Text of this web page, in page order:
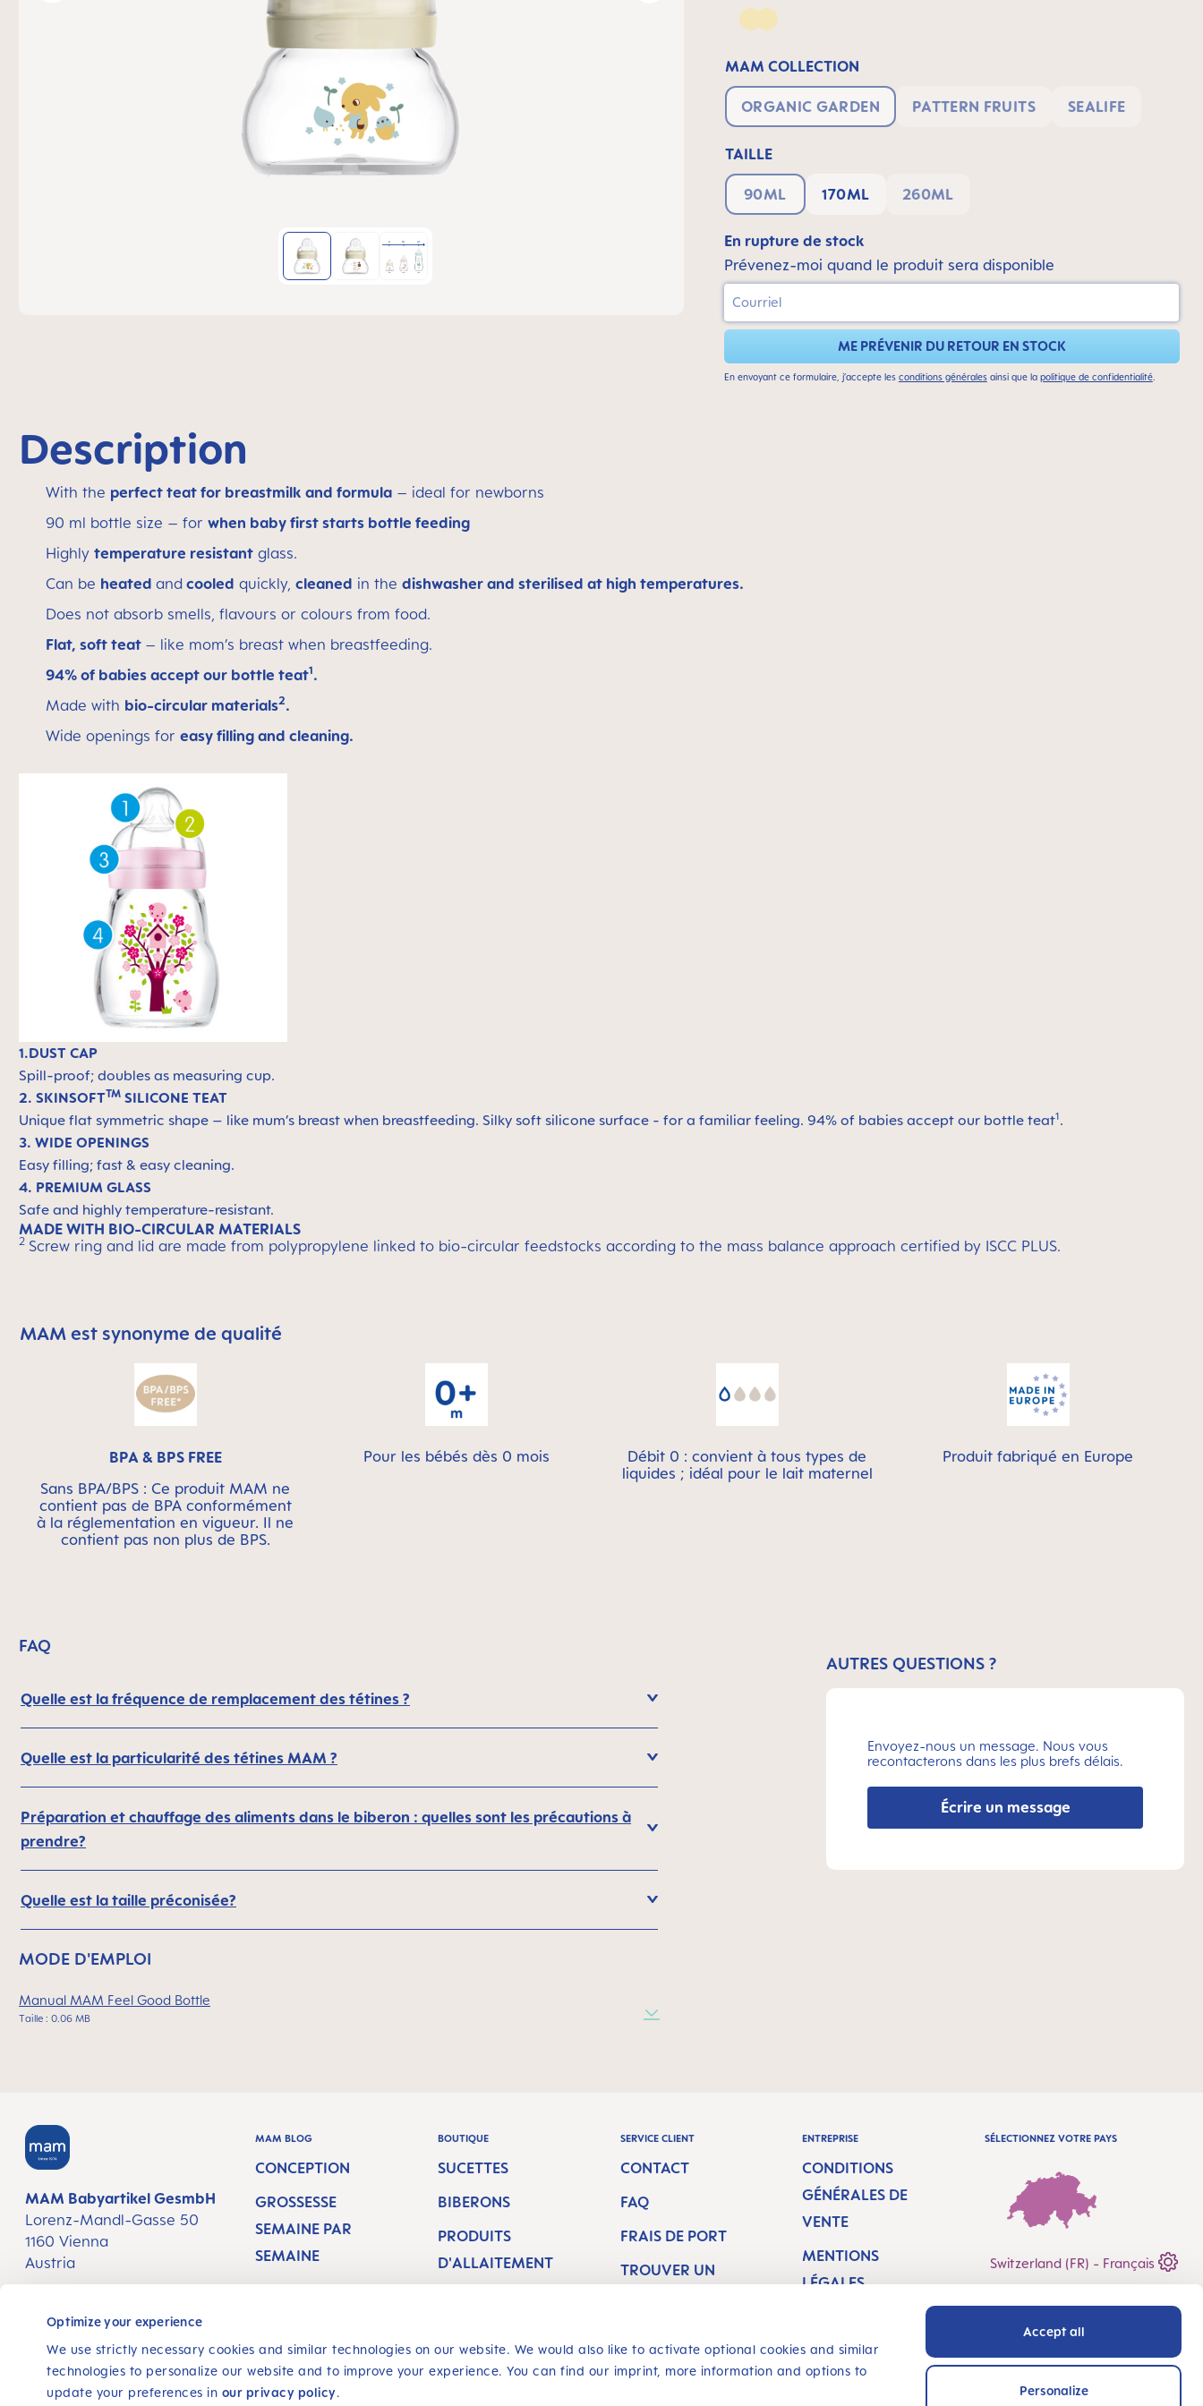
Optimize your experience
We use strictly necessary cookies and similar technologies on our website. We would also like to activate optional cookies and similar
technologies to personalize our website and to improve your experience. You can find our imprint, more information and options to
update your preferences in our privacy policy.
Accept all
Personalize
Yellow
MAM COLLECTION
ORGANIC GARDEN PATTERN FRUITS SEALIFE
TAILLE
90ML 170ML 260ML
En rupture de stock
Prévenez-moi quand le produit sera disponible
Courriel
ME PRÉVENIR DU RETOUR EN STOCK
En envoyant ce formulaire, j’accepte les conditions généralesainsi que la politique de confidentialité.
Description
With the perfect teat for breastmilk and formula – ideal for newborns
90 ml bottle size – for when baby first starts bottle feeding
Highly temperature resistant glass.
Can be heated and cooled quickly, cleaned in the dishwasher and sterilised at high temperatures.
Does not absorb smells, flavours or colours from food.
Flat, soft teat – like mom’s breast when breastfeeding.
94% of babies accept our bottle teat1.
Made with bio-circular materials2.
Wide openings for easy filling and cleaning.
1.DUST CAP
Spill-proof; doubles as measuring cup.
2. SKINSOFTTM SILICONE TEAT
Unique flat symmetric shape – like mum’s breast when breastfeeding. Silky soft silicone surface - for a familiar feeling. 94% of babies accept our bottle teat1.
3. WIDE OPENINGS
Easy filling; fast & easy cleaning.
4. PREMIUM GLASS
Safe and highly temperature-resistant.
MADE WITH BIO-CIRCULAR MATERIALS
2 Screw ring and lid are made from polypropylene linked to bio-circular feedstocks according to the mass balance approach certified by ISCC PLUS.
Skip MAM Means Quality Icon Bar
MAM est synonyme de qualité
BPA & BPS FREE
Sans BPA/BPS : Ce produit MAM ne
contient pas de BPA conformément
à la réglementation en vigueur. Il ne
contient pas non plus de BPS.
Pour les bébés dès 0 mois
Débit 0 : convient à tous types de
liquides ; idéal pour le lait maternel
Produit fabriqué en Europe
FAQ
Quelle est la fréquence de remplacement des tétines ?
Quelle est la particularité des tétines MAM ?
Préparation et chauffage des aliments dans le biberon : quelles sont les précautions à
prendre?
Quelle est la taille préconisée?
MODE D'EMPLOI
Manual MAM Feel Good Bottle
Taille : 0.06 MB
AUTRES QUESTIONS ?
Envoyez-nous un message. Nous vous
recontacterons dans les plus brefs délais.
Écrire un message
MAM Babyartikel GesmbH
Lorenz-Mandl-Gasse 50
1160 Vienna
Austria
FACEBOOK
INSTAGRAM
YOUTUBE
MAM BLOG
CONCEPTION
GROSSESSE
SEMAINE PAR
SEMAINE
#PATHTOPARENTH
BOUTIQUE
SUCETTES
BIBERONS
PRODUITS
D'ALLAITEMENT
SERVICE CLIENT
CONTACT
FAQ
FRAIS DE PORT
TROUVER UN
ENTREPRISE
CONDITIONS
GÉNÉRALES DE
VENTE
MENTIONS
LÉGALES
CONFIDENTIALITÉ
DÉCLARATION
D’ACCESSIBILITÉ
SÉLECTIONNEZ VOTRE PAYS
Switzerland (FR) - Français